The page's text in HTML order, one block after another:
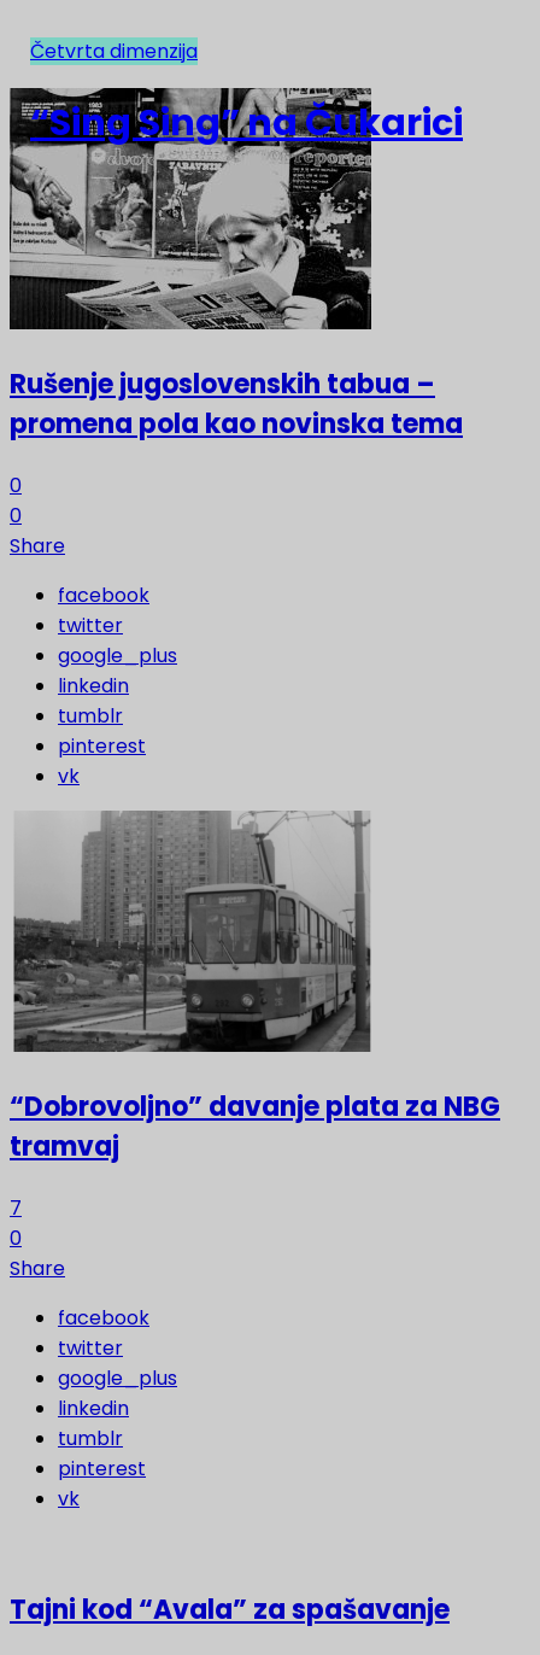
NAJNOVIJE
Rušenje jugoslovenskih tabua –
promena pola kao novinska tema
0
0
Share
facebook
twitter
google_plus
linkedin
tumblr
pinterest
vk
“Dobrovoljno” davanje plata za NBG
tramvaj
7
0
Share
facebook
twitter
google_plus
linkedin
tumblr
pinterest
vk
Tajni kod “Avala” za spašavanje
Četvrta dimenzija
“Sing Sing” na Čukarici